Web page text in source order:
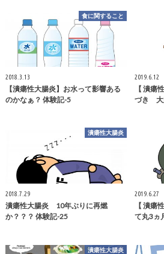
食に関すること
2018.3.13
【潰瘍性大腸炎】お水って影響ある
のかなぁ？ 体験記-5
2019.6.12
【 潰瘍
づき 大
潰瘍性大腸炎
2018.7.29
潰瘍性大腸炎 10年ぶりに再燃
か？？？ 体験記-25
2019.6.27
【 潰瘍
て丸3ヵ
潰瘍性大腸炎